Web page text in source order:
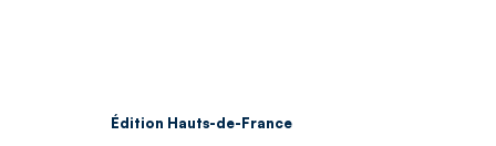
Édition Hauts-de-France